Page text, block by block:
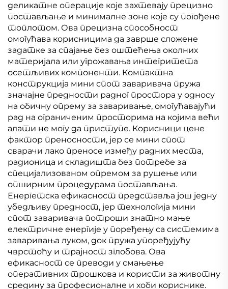
деликатне операције које захтевају прецизно
постављање и минималне зоне које су погођене
топлотом. Ова прецизна способност
омогућава корисницима да заврше сложене
задатке за спајање без оштећења околних
материјала или угрожавања интегритета
осетљивих компоненти. Компактна
конструкција мини спот заваривача пружа
значајне предности радног простора у односу
на обичну опрему за заваривање, омогућавајући
рад на ограниченим просторима на којима већи
алати не могу да приступе. Корисници цене
фактор преносности, јер се мини спот
сварачи лако преносе између радних места,
радионица и складишта без потребе за
специјализованом опремом за рушење или
опширним процедурама постављања.
Енергетска ефикасност представља још једну
убедљиву предност, јер технологија мини
спот заваривача потроши знатно мање
електричне енергије у поређењу са системима
заваривања луком, док пружа упоређујућу
чврстоћу и трајност зглобова. Ова
ефикасност се преводи у смањење
оперативних трошкова и користи за животну
средину за професионалне и хоби кориснике.